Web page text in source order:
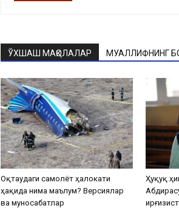
ЎХШАШ МАҚОЛАЛАР МУАЛЛИФНИНГ
Оқтаудаги самолёт ҳалокати
ҳақида нима маълум? Версиялар
ва муносабатлар
Ҳуқуқ